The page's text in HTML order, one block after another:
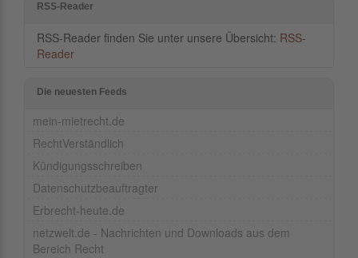
RSS-Reader
RSS-Reader finden Sie unter unsere Übersicht: RSS-
Reader
Die neuesten Feeds
mein-mietrecht.de
RechtVerständlich
Kündigungsschreiben
Datenschutzbeauftragter
Erbrecht-heute.de
netzwelt.de - Nachrichten und Downloads aus dem
Bereich Recht